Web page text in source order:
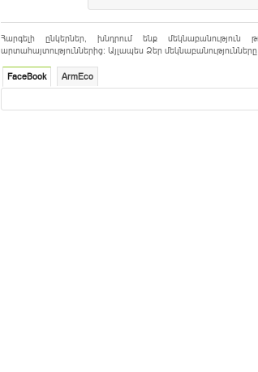
Հարգելի ընկերներ, խնդրում ենք
արտահայտություններից: Այլապես Ձեր
FaceBook ArmEco